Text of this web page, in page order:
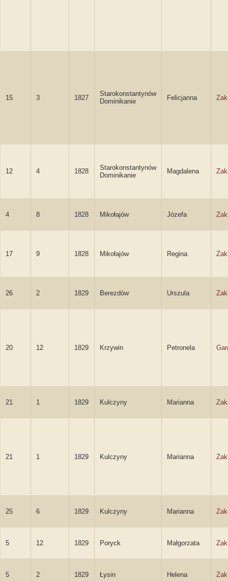
15 3 1827
Starokonstantynów
Dominikanie
Felicjanna
12 4 1828
Starokonstantynów
Dominikanie
Magdalena
4 8 1828 Mikołajów Józefa
17 9 1828 Mikołajów Regina
26 2 1829 Berezdów Urszula
20 12 1829 Krzywin Petronela
21 1 1829 Kulczyny Marianna
21 1 1829 Kulczyny Marianna
25 6 1829 Kulczyny Marianna
5 12 1829 Poryck Małgorzata
5 2 1829 Łysin Helena